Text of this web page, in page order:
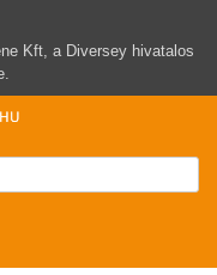
Kft, a Diversey hivatalos